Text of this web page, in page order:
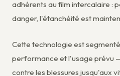
adhérents au film intercalaire :
danger, l'étanchéité est
Cette technologie est
performance et l'usage prévu
contre les blessures jusqu'aux